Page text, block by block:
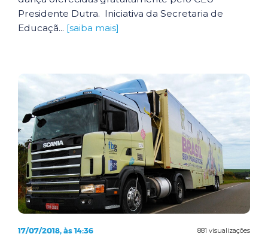
Presidente Dutra. Iniciativa da Secretaria de
Educaçã... [saiba mais]
881 visualizações
17/07/2018, às 14:36